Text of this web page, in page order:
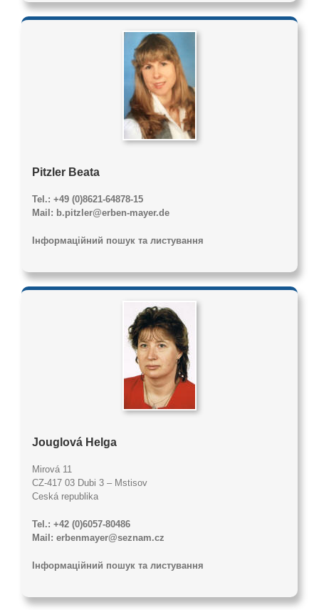
Pitzler Beata
Tel.: +49 (0)8621-64878-15
Mail: b.pitzler@erben-mayer.de
Інформаційний пошук та листування
Jouglová Helga
Mirová 11
CZ-417 03 Dubi 3 – Mstisov
Ceská republika
Tel.: +42 (0)6057-80486
Mail: erbenmayer@seznam.cz
Інформаційний пошук та листування